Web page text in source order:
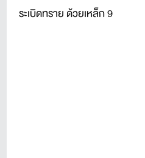
ระเบิดทราย ด้วยเหล็ก 9